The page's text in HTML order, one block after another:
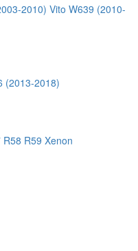
2010) Vito W639 (2010-
(2013-2018)
R58 R59 Xenon